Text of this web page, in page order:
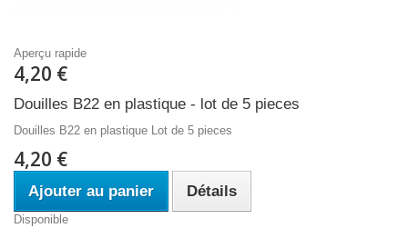
Aperçu rapide
4,20 €
Douilles B22 en plastique - lot de 5 pieces
Douilles B22 en plastique Lot de 5 pieces
4,20 €
Ajouter au panier Détails
Disponible